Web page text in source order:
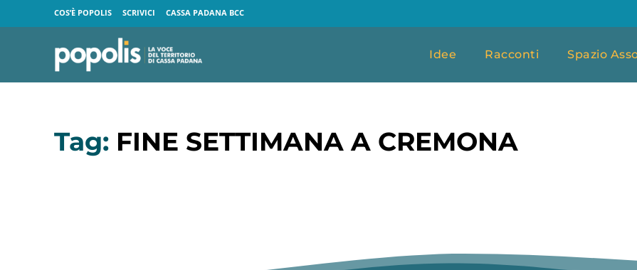
COS’È POPOLIS SCRIVICI CASSA PADANA BCC
Idee Racconti Spazio
Tag: FINE SETTIMANA A CREMONA